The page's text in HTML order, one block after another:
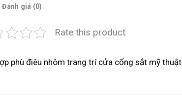
Đánh giá (0)
Rate this product
phù điêu nhôm trang trí cửa cổng sắt mỹ thuật